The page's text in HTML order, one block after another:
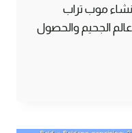
موب تراب
الجحيم والحصول